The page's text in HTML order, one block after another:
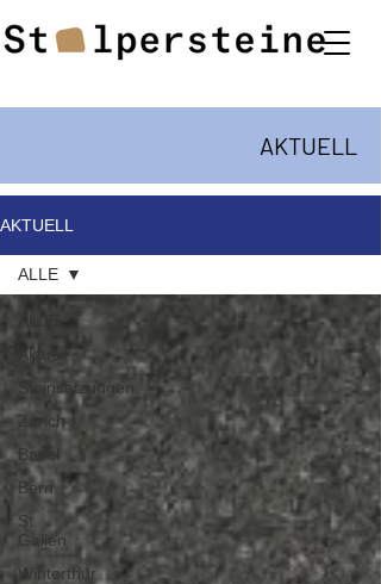
AKTUELL
AKTUELL
ALLE
Aktuell
Steinsetzungen
Zürich
Basel
Bern
St.
Gallen
Winterthur
ALLE